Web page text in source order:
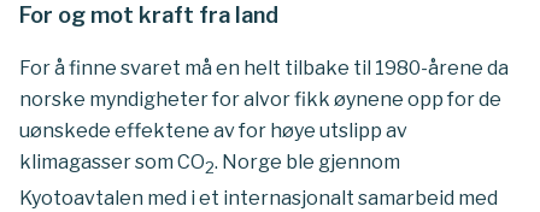
For og mot kraft fra land
For å finne svaret må en helt tilbake til 1980-årene da
norske myndigheter for alvor fikk øynene opp for de
uønskede effektene av for høye utslipp av
klimagasser som CO2. Norge ble gjennom
Kyotoavtalen med i et internasjonalt samarbeid med